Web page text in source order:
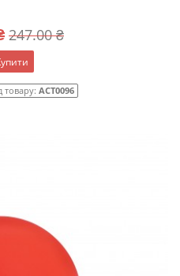
247.00 ₴
товару: ACT0096